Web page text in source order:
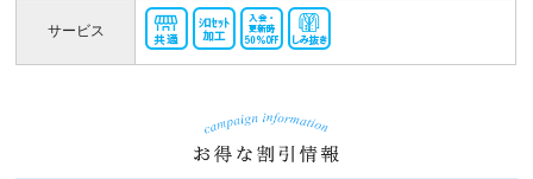
サービス